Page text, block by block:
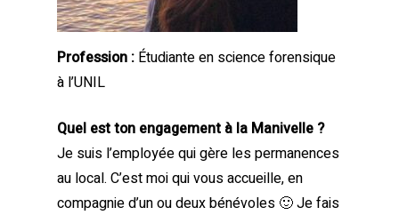
Profession : Étudiante en science forensique
à l’UNIL
Quel est ton engagement à la Manivelle ?
Je suis l’employée qui gère les permanences
au local. C’est moi qui vous accueille, en
compagnie d’un ou deux bénévoles 🙂 Je fais